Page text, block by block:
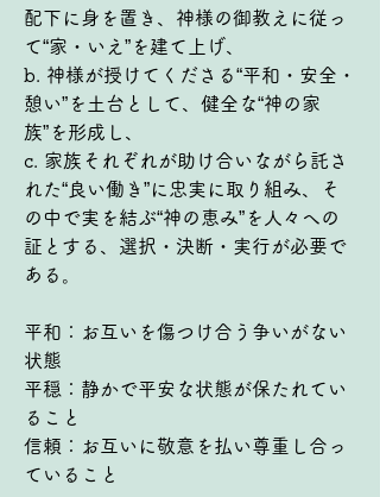
配下に身を置き、神様の御教えに従っ
て“家・いえ”を建て上げ、
b. 神様が授けてくださる“平和・安全・
憩い”を土台として、健全な“神の家
族”を形成し、
c. 家族それぞれが助け合いながら託さ
れた“良い働き”に忠実に取り組み、そ
の中で実を結ぶ“神の恵み”を人々への
証とする、選択・決断・実行が必要で
ある。
平和：お互いを傷つけ合う争いがない
状態
平穏：静かで平安な状態が保たれてい
ること
信頼：お互いに敬意を払い尊重し合っ
ていること